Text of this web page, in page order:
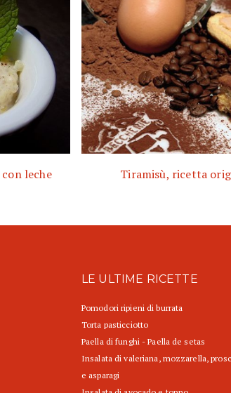
leche Tiramisù, ricetta
LE ULTIME RICETTE
Pomodori ripieni di burrata
Torta pasticciotto
Paella di funghi - Paella de setas
Insalata di valeriana, mozzarella,
e asparagi